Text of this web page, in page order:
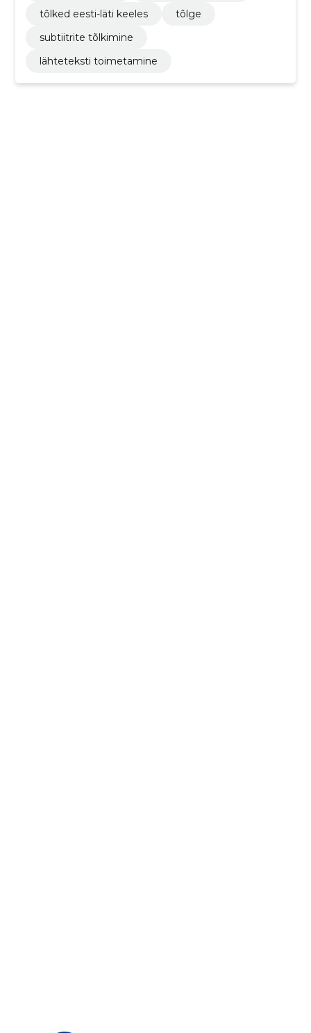
tõlked eesti-läti keeles
tõlge
subtiitrite tõlkimine
lähteteksti toimetamine